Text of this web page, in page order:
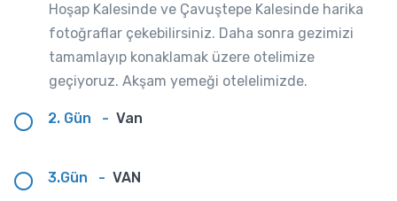
Hoşap Kalesinde ve Çavuştepe Kalesinde harika
fotoğraflar çekebilirsiniz. Daha sonra gezimizi
tamamlayıp konaklamak üzere otelimize
geçiyoruz. Akşam yemeği otelelimizde.
2. Gün - Van
3.Gün - VAN